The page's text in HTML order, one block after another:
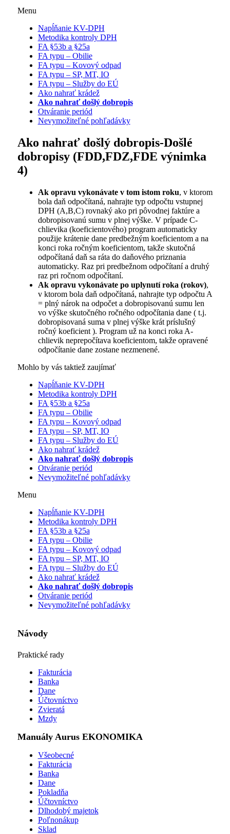
Menu
Napĺňanie KV-DPH
Metodika kontroly DPH
FA §53b a §25a
FA typu – Obilie
FA typu – Kovový odpad
FA typu – SP, MT, IO
FA typu – Služby do EÚ
Ako nahrať krádež
Ako nahrať došlý dobropis
Otváranie periód
Nevymožiteľné pohľadávky
Ako nahrať došlý dobropis-Došlé
dobropisy (FDD,FDZ,FDE výnimka
4)
Ak opravu vykonávate v tom istom roku, v ktorom
bola daň odpočítaná, nahrajte typ odpočtu vstupnej
DPH (A,B,C) rovnaký ako pri pôvodnej faktúre a
dobropisovanú sumu v plnej výške. V prípade C-
chlievika (koeficientového) program automaticky
použije krátenie dane predbežným koeficientom a na
konci roka ročným koeficientom, takže skutočná
odpočítaná daň sa ráta do daňového priznania
automaticky. Raz pri predbežnom odpočítaní a druhý
raz pri ročnom odpočítaní.
Ak opravu vykonávate po uplynutí roka (rokov),
v ktorom bola daň odpočítaná, nahrajte typ odpočtu A
= plný nárok na odpočet a dobropisovanú sumu len
vo výške skutočného ročného odpočítania dane ( t.j.
dobropisovaná suma v plnej výške krát príslušný
ročný koeficient ). Program už na konci roka A-
chlievik neprepočítava koeficientom, takže opravené
odpočítanie dane zostane nezmenené.
Mohlo by vás taktiež zaujímať
Napĺňanie KV-DPH
Metodika kontroly DPH
FA §53b a §25a
FA typu – Obilie
FA typu – Kovový odpad
FA typu – SP, MT, IO
FA typu – Služby do EÚ
Ako nahrať krádež
Ako nahrať došlý dobropis
Otváranie periód
Nevymožiteľné pohľadávky
Menu
Napĺňanie KV-DPH
Metodika kontroly DPH
FA §53b a §25a
FA typu – Obilie
FA typu – Kovový odpad
FA typu – SP, MT, IO
FA typu – Služby do EÚ
Ako nahrať krádež
Ako nahrať došlý dobropis
Otváranie periód
Nevymožiteľné pohľadávky
Návody
Praktické rady
Fakturácia
Banka
Dane
Účtovníctvo
Zvieratá
Mzdy
Manuály Aurus EKONOMIKA
Všeobecné
Fakturácia
Banka
Dane
Pokladňa
Účtovníctvo
Dlhodobý majetok
Poľnonákup
Sklad